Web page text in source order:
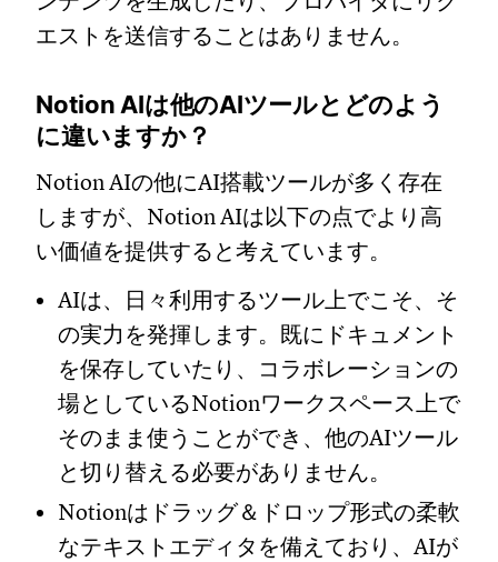
エストを送信することはありません。
Notion AIは他のAIツールとどのよう
に違いますか？
Notion AIの他にAI搭載ツールが多く存在
しますが、Notion AIは以下の点でより高
い価値を提供すると考えています。
AIは、日々利用するツール上でこそ、そ
の実力を発揮します。既にドキュメント
を保存していたり、コラボレーションの
場としているNotionワークスペース上で
そのまま使うことができ、他のAIツール
と切り替える必要がありません。
Notionはドラッグ＆ドロップ形式の柔軟
なテキストエディタを備えており、AIが